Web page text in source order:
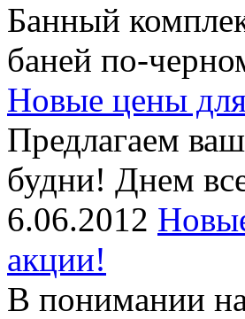
Банный
баней по-
Новые цены
Предлагаем
будни! Днем
6.06.2012
акции!
В понимании